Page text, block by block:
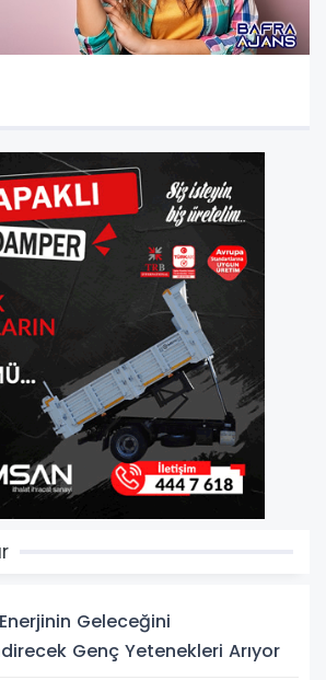
Enerjinin Geleceğini
Genç Yetenekleri Arıyor